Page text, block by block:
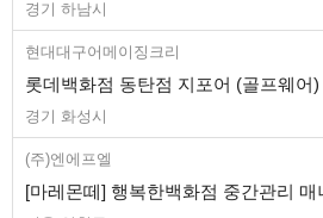
경기 하남시
현대대구어메이징크리
롯데백화점 동탄점 지포어 (골프웨어
경기 화성시
(주)엔에프엘
[마레몬떼] 행복한백화점 중간관리 매